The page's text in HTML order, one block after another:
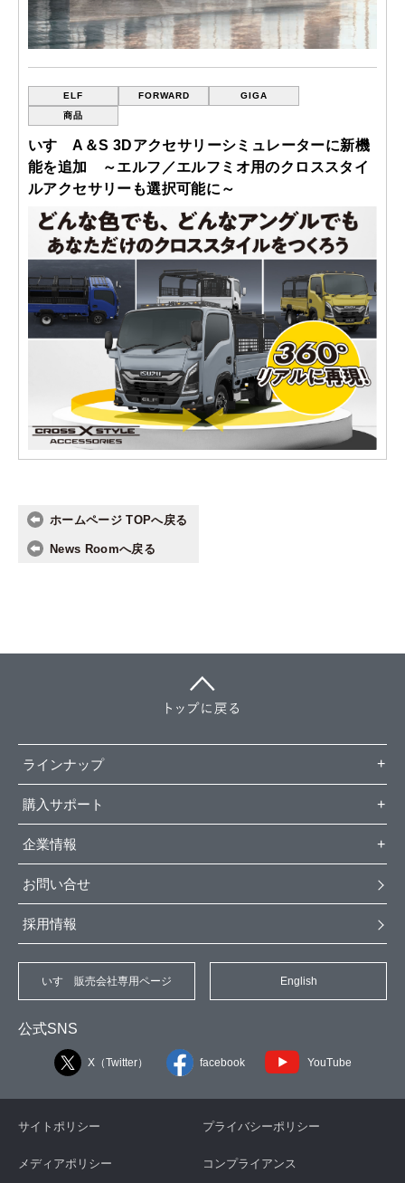
ELF FORWARD
GIGA
商品
いすゞA＆S 3Dアクセサリーシミュレーターに新機
能を追加 ～エルフ／エルフミオ用のクロススタイ
ルアクセサリーも選択可能に～
ホームページ TOPへ戻る
News Roomへ戻る
ラインナップ
購入サポート
企業情報
お問い合せ
採用情報
いすゞ販売会社専用ページ English
公式SNS
X（Twitter） facebook YouTube
サイトポリシー プライバシーポリシー
メディアポリシー コンプライアンス